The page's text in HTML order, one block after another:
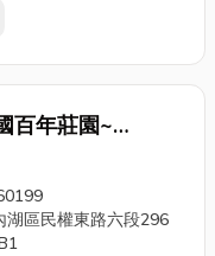
百年莊園~
色 手工 鍛
門 古董門caa1
湖區民權東路六段296